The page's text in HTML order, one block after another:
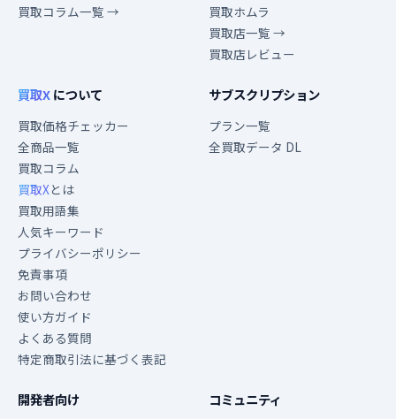
買取コラム一覧 →
買取ホムラ
買取店一覧 →
買取店レビュー
買取Xについて
買取価格チェッカー
全商品一覧
買取コラム
買取Xとは
買取用語集
人気キーワード
プライバシーポリシー
免責事項
お問い合わせ
使い方ガイド
よくある質問
特定商取引法に基づく表記
サブスクリプション
プラン一覧
全買取データ DL
開発者向け コミュニティ